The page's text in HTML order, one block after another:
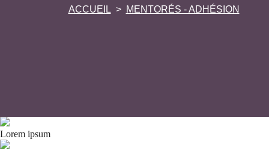
ACCUEIL MENTORÉS - ADHÉSION
Lorem ipsum